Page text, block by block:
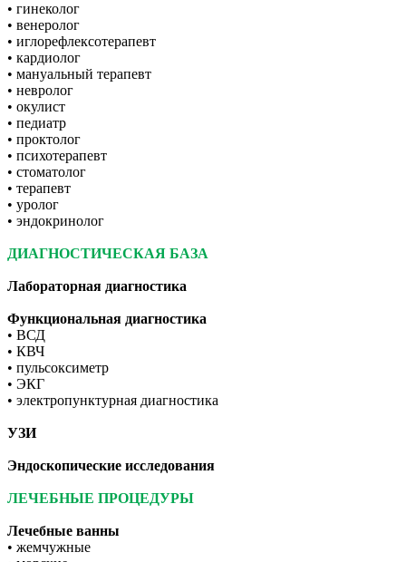
• гинеколог
• венеролог
• иглорефлексотерапевт
• кардиолог
• мануальный терапевт
• невролог
• окулист
• педиатр
• проктолог
• психотерапевт
• стоматолог
• терапевт
• уролог
• эндокринолог
ДИАГНОСТИЧЕСКАЯ БАЗА
Лабораторная диагностика
Функциональная диагностика
• ВСД
• КВЧ
• пульсоксиметр
• ЭКГ
• электропунктурная диагностика
УЗИ
Эндоскопические исследования
ЛЕЧЕБНЫЕ ПРОЦЕДУРЫ
Лечебные ванны
• жемчужные